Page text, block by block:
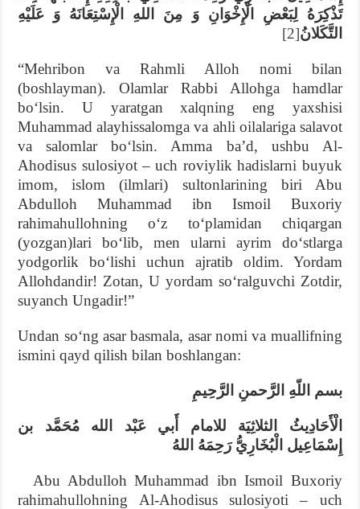
تَذْكِرَهُ لِبَعْضِ الْإِخْوَانِ وَ مِنَ اللهِ الْإِسْتِعَانَهُ وَ عَلَيْهِ
التَّكَلانُ[2]
“Mehribon va Rahmli Alloh nomi bilan
(boshlayman). Olamlar Rabbi Allohga hamdlar
boʻlsin. U yaratgan xalqning eng yaxshisi
Muhammad alayhissalomga va ahli oilalariga salavot
va salomlar boʻlsin. Amma baʼd, ushbu Al-
Ahodisus sulosiyot – uch roviylik hadislarni buyuk
imom, islom (ilmlari) sultonlarining biri Abu
Abdulloh Muhammad ibn Ismoil Buxoriy
rahimahullohning oʻz toʻplamidan chiqargan
(yozgan)lari boʻlib, men ularni ayrim doʻstlarga
yodgorlik boʻlishi uchun ajratib oldim. Yordam
Allohdandir! Zotan, U yordam soʻralguvchi Zotdir,
suyanch Ungadir!”
Undan soʻng asar basmala, asar nomi va muallifning
ismini qayd qilish bilan boshlangan:
بسم اللّهِ الرَّحمنِ الرَّحِيمِ
الْأَحَادِيثُ الثلاثِيَة للامام أَبي عَبْد الله مُحَمَّد بن
إِسْمَاعِيل الْبُخَارِيُّ رَحِمَهُ اللهُ
Abu Abdulloh Muhammad ibn Ismoil Buxoriy
rahimahullohning Al-Ahodisus sulosiyoti – uch